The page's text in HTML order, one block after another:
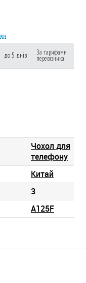
до 5 днів За тарифами
перевізника
Чохол для
телефону
Китай
3
A125F